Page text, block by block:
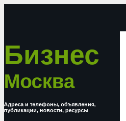
Бизнес
Москва
Адреса и телефоны, объявления,
публикации, новости, ресурсы